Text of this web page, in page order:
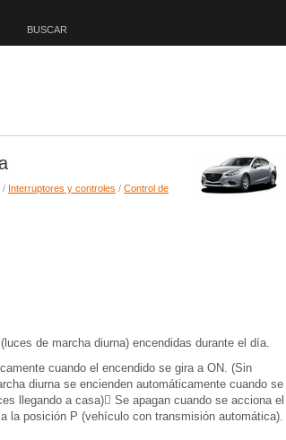
BUSCAR
/ Interruptores y controles / Control de
de marcha diurna) encendidas durante el día.
cuando el encendido se gira a ON. (Sin
diurna se encienden automáticamente cuando se
llegando a casa)􀋪 Se apagan cuando se acciona el
la posición P (vehículo con transmisión automática).